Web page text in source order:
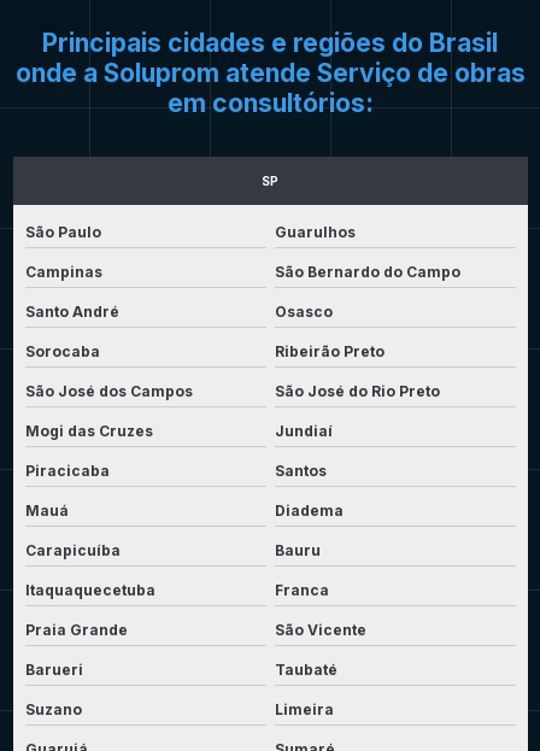
Principais cidades e regiões do Brasil
onde a Soluprom atende Serviço de obras
em consultórios:
SP
São Paulo Guarulhos
Campinas São Bernardo do Campo
Santo André Osasco
Sorocaba Ribeirão Preto
São José dos Campos São José do Rio Preto
Mogi das Cruzes Jundiaí
Piracicaba Santos
Mauá Diadema
Carapicuíba Bauru
Itaquaquecetuba Franca
Praia Grande São Vicente
Barueri Taubaté
Suzano Limeira